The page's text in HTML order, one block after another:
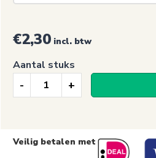
€2,30 incl. btw
Verbodssticker,
drinkwater
Aantal stuks
Veilig betalen met